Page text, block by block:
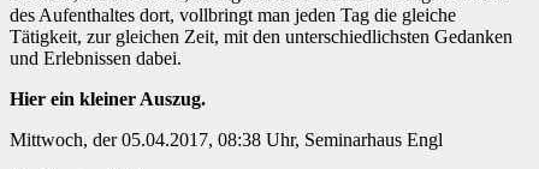
des Aufenthaltes dort, vollbringt man jeden Tag die gleiche
Tätigkeit, zur gleichen Zeit, mit den unterschiedlichsten Gedanken
und Erlebnissen dabei.
Hier ein kleiner Auszug.
Mittwoch, der 05.04.2017, 08:38 Uhr, Seminarhaus Engl